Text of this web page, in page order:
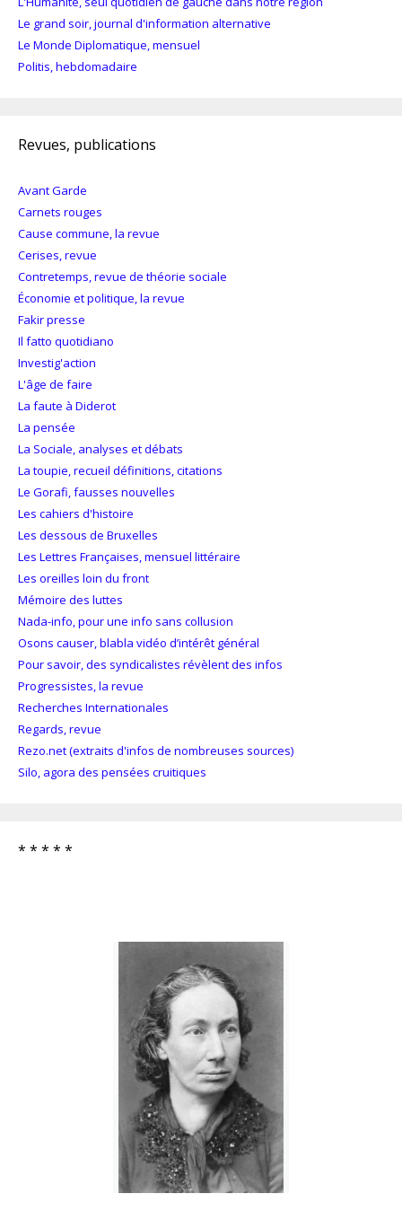
Le grand soir, journal d'information alternative
Le Monde Diplomatique, mensuel
Politis, hebdomadaire
Revues, publications
Avant Garde
Carnets rouges
Cause commune, la revue
Cerises, revue
Contretemps, revue de théorie sociale
Économie et politique, la revue
Fakir presse
Il fatto quotidiano
Investig'action
L'âge de faire
La faute à Diderot
La pensée
La Sociale, analyses et débats
La toupie, recueil définitions, citations
Le Gorafi, fausses nouvelles
Les cahiers d'histoire
Les dessous de Bruxelles
Les Lettres Françaises, mensuel littéraire
Les oreilles loin du front
Mémoire des luttes
Nada-info, pour une info sans collusion
Osons causer, blabla vidéo d’intérêt général
Pour savoir, des syndicalistes révèlent des infos
Progressistes, la revue
Recherches Internationales
Regards, revue
Rezo.net (extraits d'infos de nombreuses sources)
Silo, agora des pensées cruitiques
* * * * *